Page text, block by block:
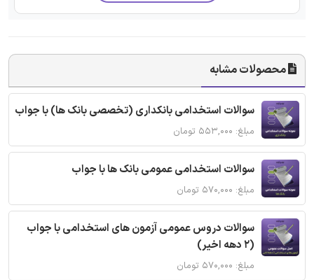
محصولات مشابه
سوالات استخدامی بانکداری (تخصصی بانک ها) با جواب
مبلغ: ۵۵۳,۰۰۰ تومان
سوالات استخدامی عمومی بانک ها با جواب
مبلغ: ۵۷۰,۰۰۰ تومان
سوالات دروس عمومی آزمون های استخدامی با جواب
(2 دهه اخیر)
مبلغ: ۵۷۰,۰۰۰ تومان